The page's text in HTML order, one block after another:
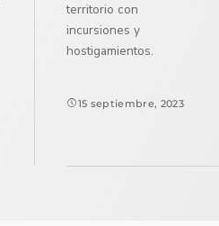
territorio con
incursiones y
hostigamientos.
15 septiembre, 2023